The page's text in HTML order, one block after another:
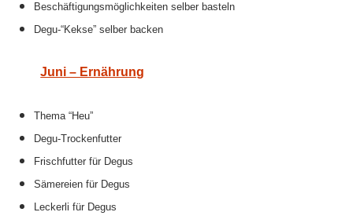
Beschäftigungsmöglichkeiten selber basteln
Degu-“Kekse” selber backen
Juni – Ernährung
Thema “Heu”
Degu-Trockenfutter
Frischfutter für Degus
Sämereien für Degus
Leckerli für Degus